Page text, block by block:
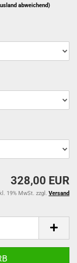
abweichend)
328,00 EUR
19% MwSt. zzgl. Versand